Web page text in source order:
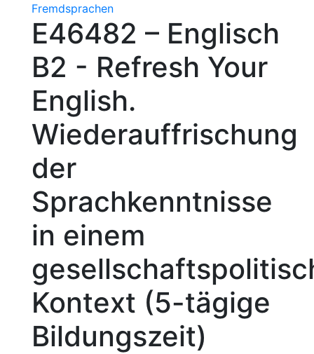
Fremdsprachen
E46482 – Englisch
B2 - Refresh Your
English.
Wiederauffrischung
der
Sprachkenntnisse
in einem
Kontext (5-tägige
Bildungszeit)